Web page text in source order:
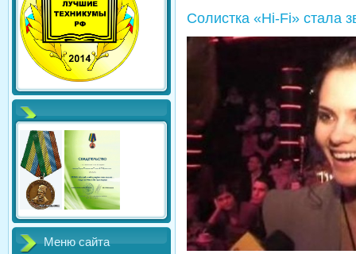
Меню сайта
Солистка «Hi-Fi» стала